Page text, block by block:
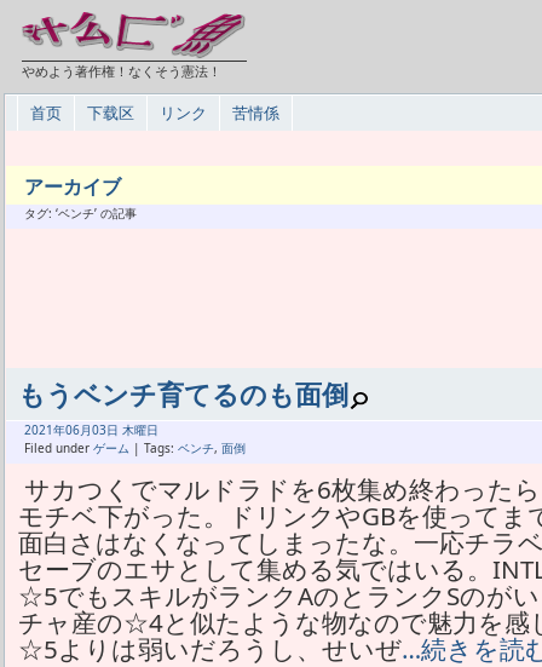
やめよう著作権！なくそう憲法！
首页 下载区 リンク 苦情係
アーカイブ
タグ: ‘ベンチ’ の記事
もうベンチ育てるのも面倒
2021年06月03日 木曜日
Filed under ゲーム | Tags: ベンチ, 面倒
サカつくでマルドラドを6枚集め終わった
モチベ下がった。ドリンクやGBを使って
面白さはなくなってしまったな。一応チラ
セーブのエサとして集める気ではいる。
☆5でもスキルがランクAのとランクSのが
チャ産の☆4と似たような物なので魅力を感
☆5よりは弱いだろうし、せいぜ…続きを読